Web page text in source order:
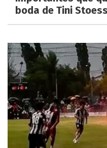
boda de Tini